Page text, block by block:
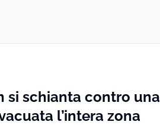
si schianta contro una
l’intera zona